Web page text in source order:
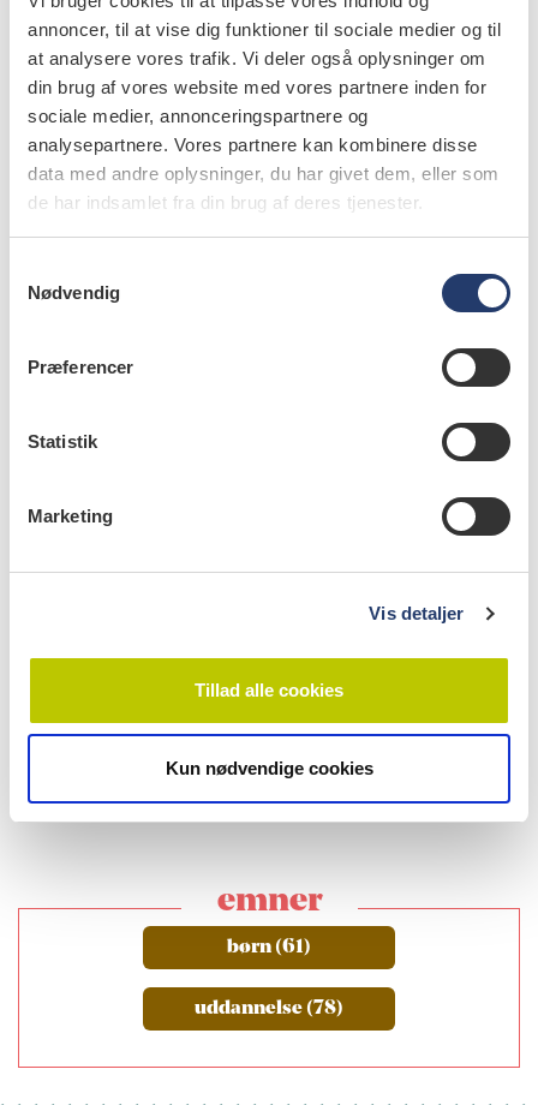
annoncer, til at vise dig funktioner til sociale medier og til
at analysere vores trafik. Vi deler også oplysninger om
din brug af vores website med vores partnere inden for
sociale medier, annonceringspartnere og
analysepartnere. Vores partnere kan kombinere disse
data med andre oplysninger, du har givet dem, eller som
de har indsamlet fra din brug af deres tjenester.
Nødvendig
Præferencer
Statistik
Marketing
Vis detaljer
Tillad alle cookies
Kun nødvendige cookies
leverandørregister
SE LEVERANDØRREGISTERET
emner
børn (61)
uddannelse (78)